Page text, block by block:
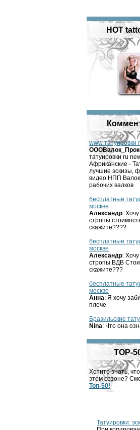
HOT
www татуировки
татуировки ru
Африканские -
лучшие эскизы,
видео НПП
рабочих валков
бесплатные
москве
Александр:
стропы
скажите????
бесплатные
москве
Александр:
стропы ВДВ
скажите???
бесплатные
москве
Анна: Я хочу
плече
Бразильские
Nina: Что она
TOP-
Хотите знать, что
этом сезоне?
Топ-50!
Татуировки: